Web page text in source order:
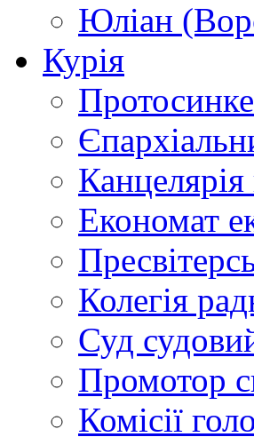
Юліан
Курія
Канцелярія
Економат
Колегія
Суд
Промотор
Комісії